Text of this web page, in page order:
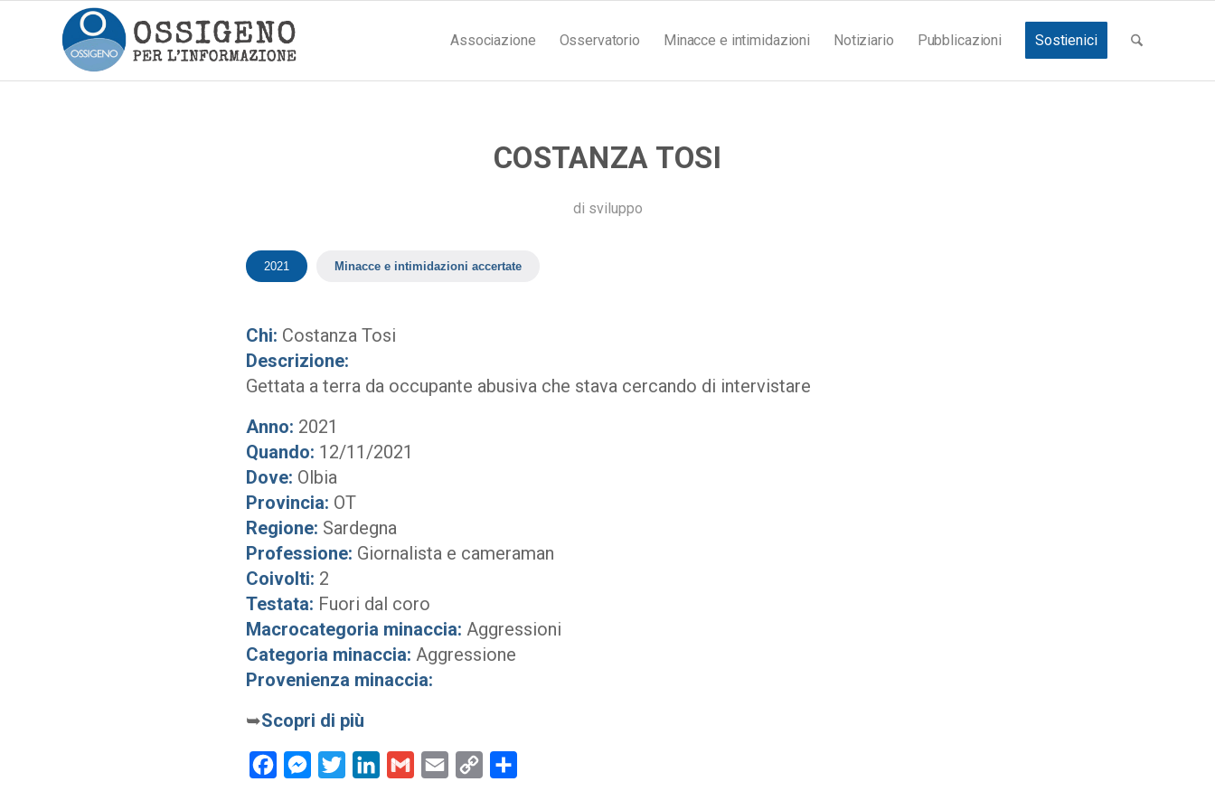
Associazione Osservatorio Minacce e intimidazioni Notiziario Pubblicazioni Sostienici
COSTANZA TOSI
di sviluppo
2021 Minacce e intimidazioni accertate
Chi: Costanza Tosi
Descrizione:
Gettata a terra da occupante abusiva che stava cercando di intervistare
Anno: 2021
Quando: 12/11/2021
Dove: Olbia
Provincia: OT
Regione: Sardegna
Professione: Giornalista e cameraman
Coivolti: 2
Testata: Fuori dal coro
Macrocategoria minaccia: Aggressioni
Categoria minaccia: Aggressione
Provenienza minaccia:
➥Scopri di più
FacebookMessenger
Twitter LinkedInGmail Email
Copy